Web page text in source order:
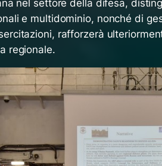
nel settore della difesa,
e multidominio, nonché di
rafforzerà
regionale.